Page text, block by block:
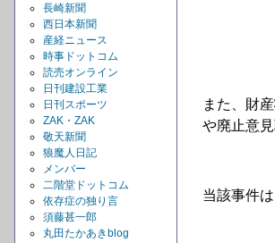
長崎新聞
西日本新聞
産経ニュース
時事ドットコム
読売オンライン
日刊建設工業
日刊スポーツ
ZAK・ZAK
敬天新聞
狼魔人日記
メンバー
二階堂ドットコム
依存症の独り言
須藤甚一郎
丸田たかあきblog
また、財
や廃止意
当該事件